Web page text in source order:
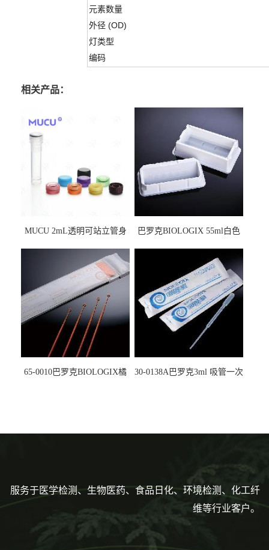
元素数量
外径 (OD)
灯类型
编码
相关产品：
MUCU 2mL透明可站立管身
巴罗克BIOLOGIX 55ml白色
马射线灭菌25-0051
65-0010巴罗克BIOLOGIX橘
30-0138A巴罗克3ml 吸管一次
服务于医学检测、生物医药、食品日化、环境检测、化工纤
维等行业客户。